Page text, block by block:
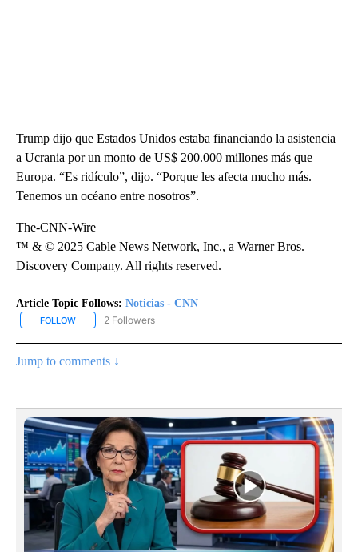
Trump dijo que Estados Unidos estaba financiando la asistencia
a Ucrania por un monto de US$ 200.000 millones más que
Europa. “Es ridículo”, dijo. “Porque les afecta mucho más.
Tenemos un océano entre nosotros”.
The-CNN-Wire
™ & © 2025 Cable News Network, Inc., a Warner Bros.
Discovery Company. All rights reserved.
Article Topic Follows: Noticias - CNN
FOLLOW FOLLOW "NOTICIAS - CNN" TO RECEIVE NOTIFICATIONS ABOUT
2 Followers
Jump to comments ↓